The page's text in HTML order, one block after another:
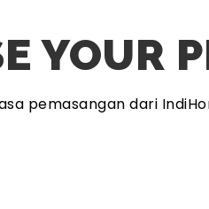
YOUR
pemasangan dari